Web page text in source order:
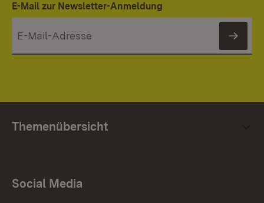
E-Mail zur Newsletter-Anmeldung
Themenübersicht
Social Media